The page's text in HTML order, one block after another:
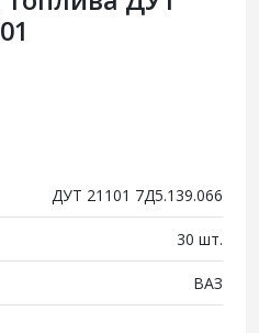
ДУТ 21101 7Д5.139.066
30 шт.
ВАЗ